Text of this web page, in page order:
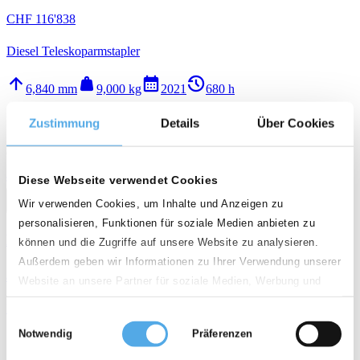
Zustimmung Details Über Cookies
Diese Webseite verwendet Cookies
Wir verwenden Cookies, um Inhalte und Anzeigen zu
personalisieren, Funktionen für soziale Medien anbieten zu
können und die Zugriffe auf unsere Website zu analysieren.
Außerdem geben wir Informationen zu Ihrer Verwendung unserer
Website an unsere Partner für soziale Medien, Werbung und
Analysen weiter. Unsere Partner führen diese Informationen
möglicherweise mit weiteren Daten zusammen, die Sie ihnen
bereitgestellt haben oder die sie im Rahmen Ihrer Nutzung der
Notwendig Präferenzen
CHF 116'838
Diesel Teleskoparmstapler
arrow_upward 6,840 mm weight 9,000 kgcalendar_month2021 history_2680 h
D - 74564 Crailsheim
starstarstarstar
call email favorite_border
Manitou MT 625
auf Anfrage
arrow_upward 2,500 kgcalendar_month2022 history_2